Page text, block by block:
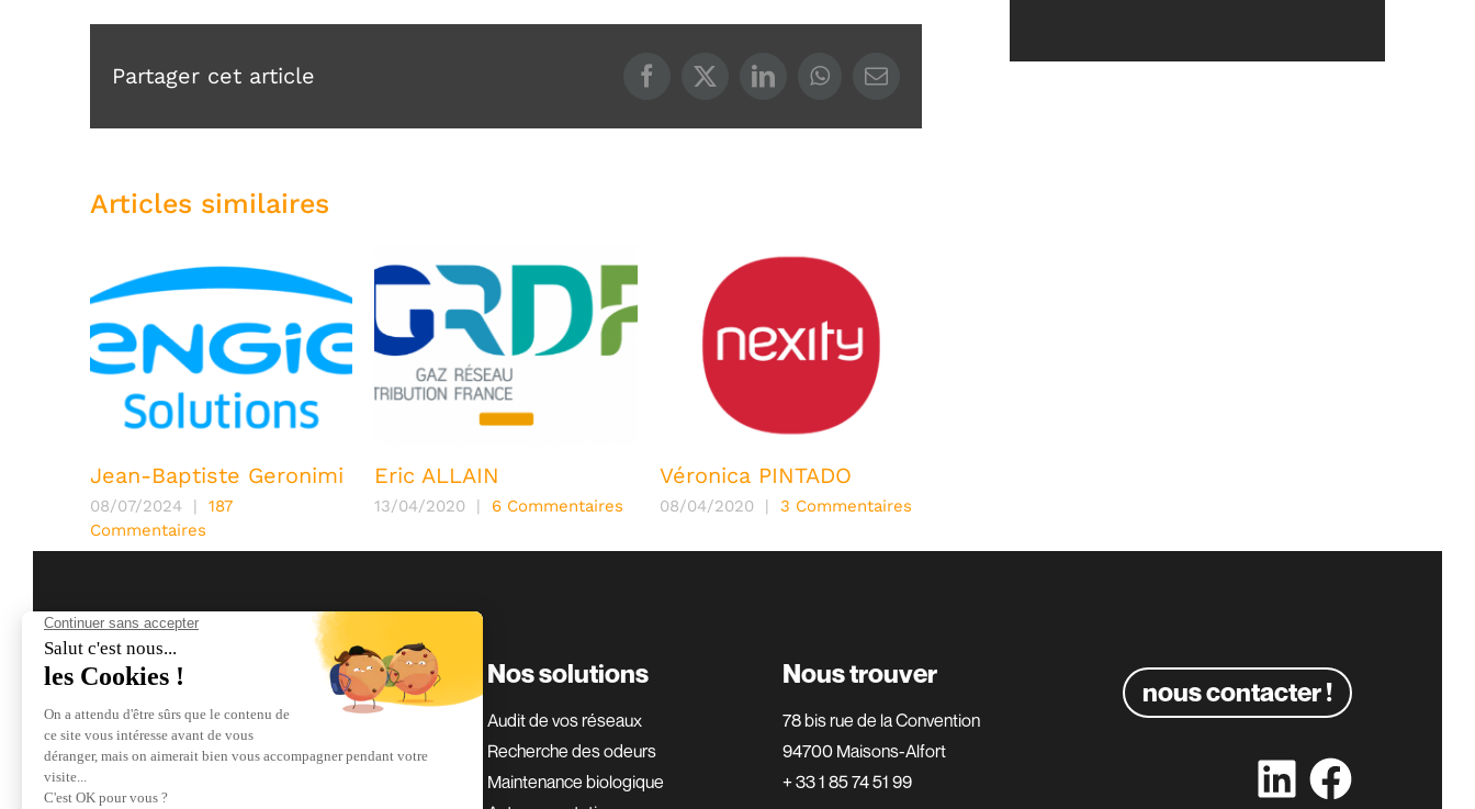
Partager cet article
Articles similaires
Jean-Baptiste Geronimi
08/07/2024 |
187
Commentaires
Eric ALLAIN
13/04/2020 | 6 Commentaires
Véronica PINTADO
08/04/2020 | 3 Commentaires
Nos solutions
Audit de vos réseaux
Recherche des odeurs
Maintenance biologique
Nous trouver
78 bis rue de la Convention
94700 Maisons-Alfort
+ 33 1 85 74 51 99
nous contacter !